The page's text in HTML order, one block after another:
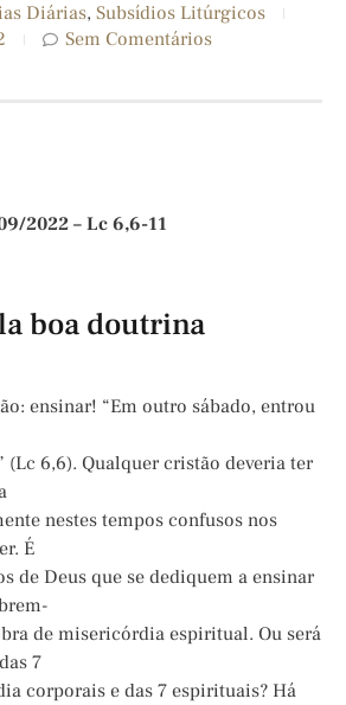
Diárias, Subsídios Litúrgicos
Sem Comentários
2022 – Lc 6,6-11
boa doutrina
ensinar! “Em outro sábado, entrou
(Lc 6,6). Qualquer cristão deveria ter
nestes tempos confusos nos
É
de Deus que se dediquem a ensinar
de misericórdia espiritual. Ou será
7
corporais e das 7 espirituais? Há